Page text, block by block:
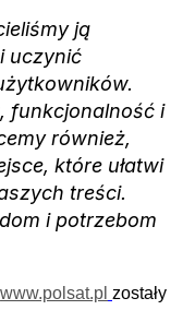
ją
uczynić
funkcjonalność i
również,
które ułatwi
treści.
i potrzebom
www.polsat.pl zostały